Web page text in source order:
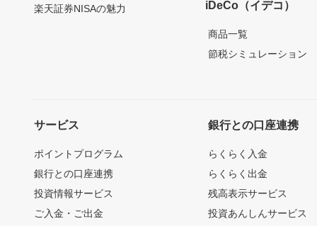
楽天証券NISAの魅力
iDeCo（イデコ）
商品一覧
節税シミュレーション
サービス
ポイントプログラム
銀行との口座連携
投資情報サービス
ご入金・ご出金
銀行との口座連携
らくらく入金
らくらく出金
残高表示サービス
投資あんしんサービス